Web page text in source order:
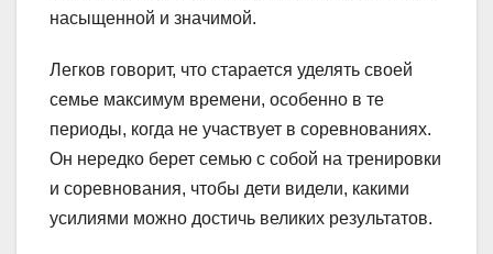
насыщенной и значимой.
Легков говорит, что старается уделять своей
семье максимум времени, особенно в те
периоды, когда не участвует в соревнованиях.
Он нередко берет семью с собой на тренировки
и соревнования, чтобы дети видели, какими
усилиями можно достичь великих результатов.